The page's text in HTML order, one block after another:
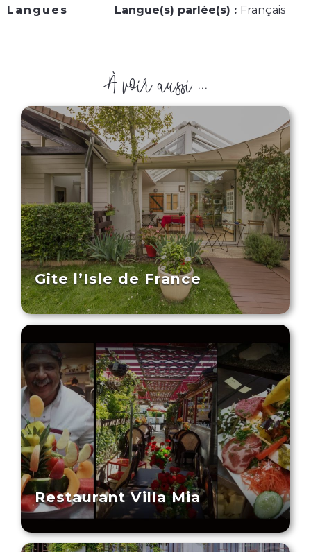
Langues Langue(s) parlée(s) : Français
À voir aussi ...
Gîte l’Isle de France
Restaurant Villa Mia